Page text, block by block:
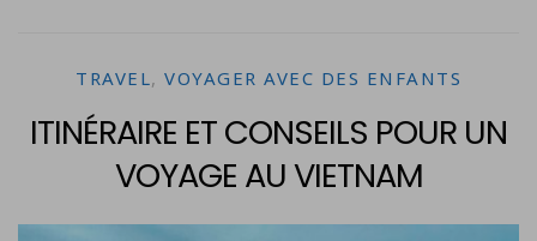
TRAVEL, VOYAGER AVEC DES ENFANTS
ITINÉRAIRE ET CONSEILS POUR UN
VOYAGE AU VIETNAM